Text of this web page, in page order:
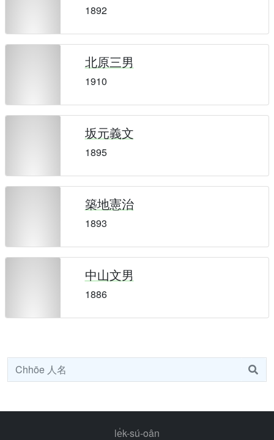
1892
北原三男
1910
坂元義文
1895
築地憲治
1893
中山文男
1886
le̍k-sú-oân